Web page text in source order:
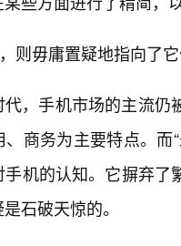
，则毋庸置疑地指向了
代，手机市场的主流
商务为主要特点。
机的认知。它摒弃
石破天惊的。